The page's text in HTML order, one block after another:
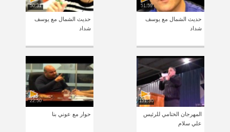
51:59
حديث الشمال مع يوسف
شداد
50:31
حديث الشمال مع يوسف
شداد
151:30
المهرجان الختامي للرئيس
علي سلام
22:50
حوار مع عوني بنا